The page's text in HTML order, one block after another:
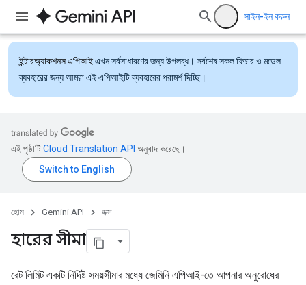
সাইন-ইন করুন
ইন্টারঅ্যাকশনস এপিআইএখন সর্বসাধারণের জন্য উপলব্ধ। সর্বশেষ সকল ফিচার ও মডেল
ব্যবহারের জন্য আমরা এই এপিআইটি ব্যবহারের পরামর্শ দিচ্ছি।
এই পৃষ্ঠাটিCloud Translation API অনুবাদ করেছে।
হোম Gemini API ডক্স
হারের সীমা
রেট লিমিট একটি নির্দিষ্ট সময়সীমার মধ্যে জেমিনি এপিআই-তে আপনার অনুরোধের